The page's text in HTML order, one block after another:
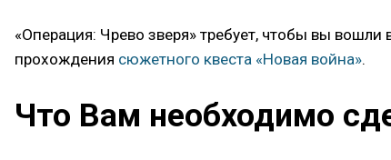
«Операция: Чрево зверя» требует, чтобы вы вошли
прохождения сюжетного квеста «Новая война».
Что Вам необходимо